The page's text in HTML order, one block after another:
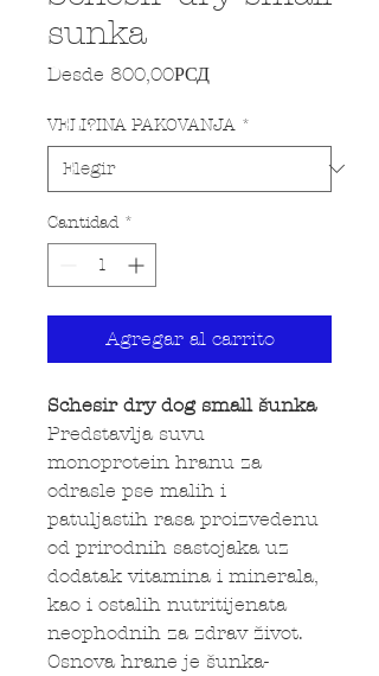
sunka
Desde 800,00РСДPrecio de oferta
VELI?INA PAKOVANJA *
Cantidad *
Agregar al carrito
Schesir dry dog small šunka
Predstavlja suvu
monoprotein hranu za
odrasle pse malih i
patuljastih rasa proizvedenu
od prirodnih sastojaka uz
dodatak vitamina i minerala,
kao i ostalih nutritijenata
neophodnih za zdrav život.
Osnova hrane je šunka-